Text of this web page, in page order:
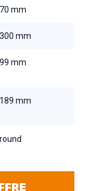
70 mm
300 mm
99 mm
189 mm
round